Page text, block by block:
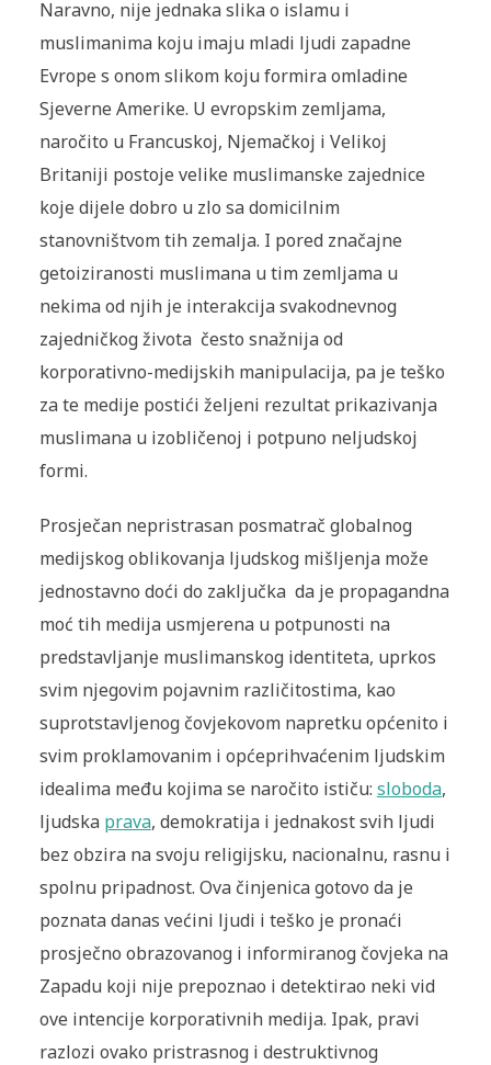
Naravno, nije jednaka slika o islamu i
muslimanima koju imaju mladi ljudi zapadne
Evrope s onom slikom koju formira omladine
Sjeverne Amerike. U evropskim zemljama,
naročito u Francuskoj, Njemačkoj i Velikoj
Britaniji postoje velike muslimanske zajednice
koje dijele dobro u zlo sa domicilnim
stanovništvom tih zemalja. I pored značajne
getoiziranosti muslimana u tim zemljama u
nekima od njih je interakcija svakodnevnog
zajedničkog života često snažnija od
korporativno-medijskih manipulacija, pa je teško
za te medije postići željeni rezultat prikazivanja
muslimana u izobličenoj i potpuno neljudskoj
formi.
Prosječan nepristrasan posmatrač globalnog
medijskog oblikovanja ljudskog mišljenja može
jednostavno doći do zaključka da je propagandna
moć tih medija usmjerena u potpunosti na
predstavljanje muslimanskog identiteta, uprkos
svim njegovim pojavnim različitostima, kao
suprotstavljenog čovjekovom napretku općenito i
svim proklamovanim i općeprihvaćenim ljudskim
idealima među kojima se naročito ističu: sloboda,
ljudska prava, demokratija i jednakost svih ljudi
bez obzira na svoju religijsku, nacionalnu, rasnu i
spolnu pripadnost. Ova činjenica gotovo da je
poznata danas većini ljudi i teško je pronaći
prosječno obrazovanog i informiranog čovjeka na
Zapadu koji nije prepoznao i detektirao neki vid
ove intencije korporativnih medija. Ipak, pravi
razlozi ovako pristrasnog i destruktivnog